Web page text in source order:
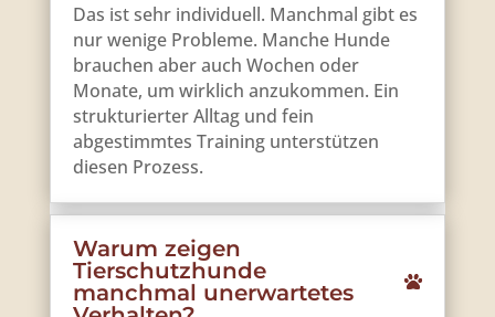
Das ist sehr individuell. Manchmal gibt es
nur wenige Probleme. Manche Hunde
brauchen aber auch Wochen oder
Monate, um wirklich anzukommen. Ein
strukturierter Alltag und fein
abgestimmtes Training unterstützen
diesen Prozess.
Warum zeigen
Tierschutzhunde
manchmal unerwartetes